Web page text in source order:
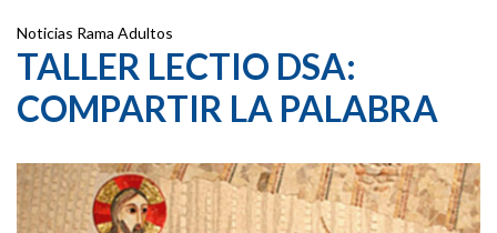
Noticias Rama Adultos
TALLER LECTIO DSA:
COMPARTIR LA PALABRA